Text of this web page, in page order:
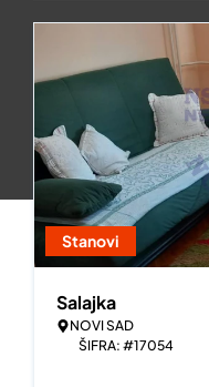
Stanovi
Salajka
NOVI SAD
ŠIFRA: #17054